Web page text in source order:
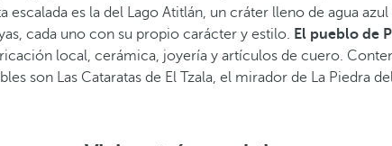
escalada es la del Lago Atitlán, un cráter lleno de agua
cada uno con su propio carácter y estilo. El pueblo de
local, cerámica, joyería y artículos de cuero.
son Las Cataratas de El Tzala, el mirador de La Piedra